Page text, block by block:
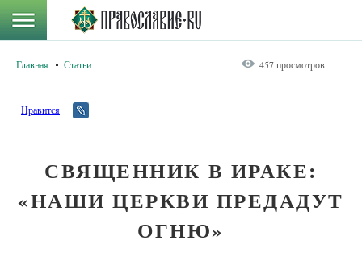
Главная Статьи 457 просмотров
Нравится
СВЯЩЕННИК В ИРАКЕ:
«НАШИ ЦЕРКВИ ПРЕДАДУТ
ОГНЮ»